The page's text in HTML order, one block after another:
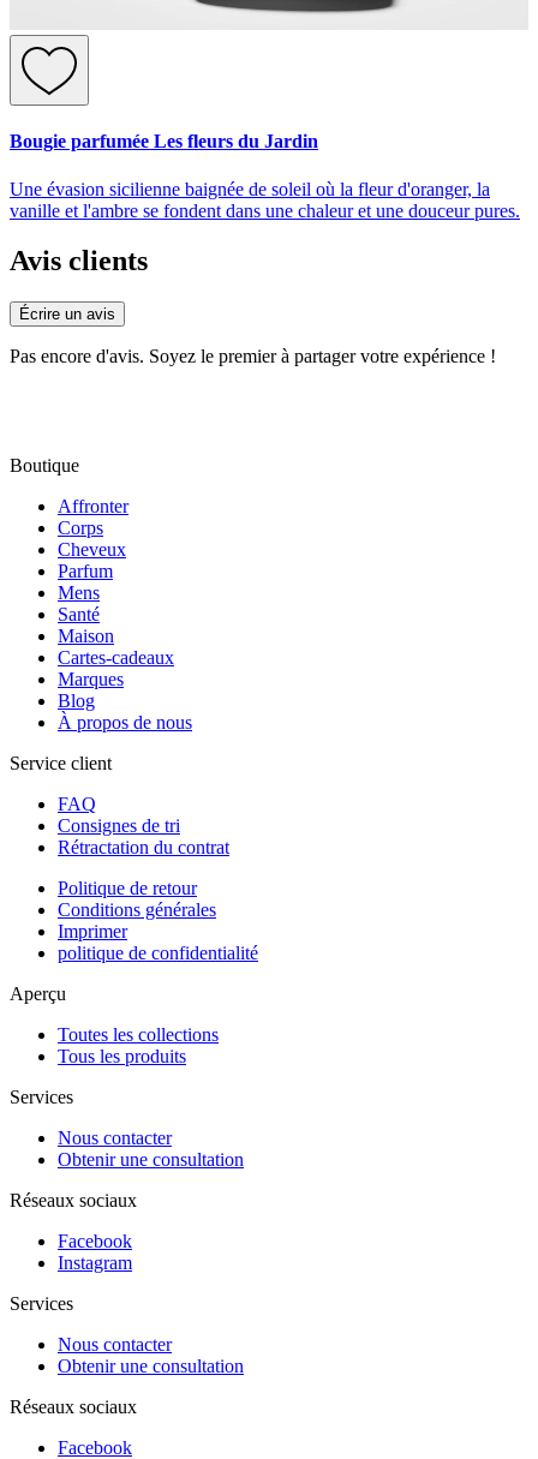
Bougie parfumée Les fleurs du Jardin
Une évasion sicilienne baignée de soleil où la fleur d'oranger, la
vanille et l'ambre se fondent dans une chaleur et une douceur pures.
Avis clients
Écrire un avis
Pas encore d'avis. Soyez le premier à partager votre expérience !
Boutique
Affronter
Corps
Cheveux
Parfum
Mens
Santé
Maison
Cartes-cadeaux
Marques
Blog
À propos de nous
Service client
FAQ
Consignes de tri
Rétractation du contrat
Politique de retour
Conditions générales
Imprimer
politique de confidentialité
Aperçu
Toutes les collections
Tous les produits
Services
Nous contacter
Obtenir une consultation
Réseaux sociaux
Facebook
Instagram
Services
Nous contacter
Obtenir une consultation
Réseaux sociaux
Facebook